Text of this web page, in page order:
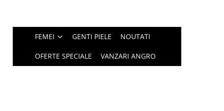
FEMEI GENTI PIELE NOUTATI
OFERTE SPECIALE VANZARI ANGRO